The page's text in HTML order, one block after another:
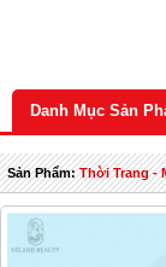
Danh Mục Sản
Sản Phẩm:Thời Trang -